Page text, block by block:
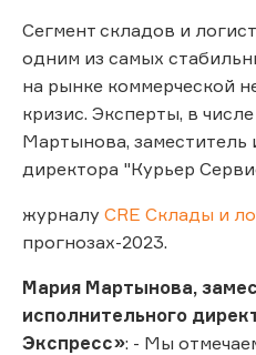
Сегмент складов и
одним из самых
на рынке коммерческой
кризис. Эксперты, в
Мартынова, заместитель
директора "Курьер
журналу CRE Склады и
прогнозах-2023.
Мария Мартынова,
исполнительного
Экспресс»: - Мы